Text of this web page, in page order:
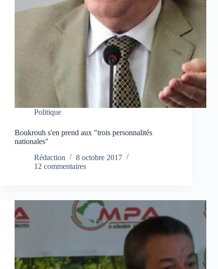
Politique
Boukrouh s'en prend aux "trois personnalités
nationales"
Rédaction
8 octobre 2017
12 commentaires